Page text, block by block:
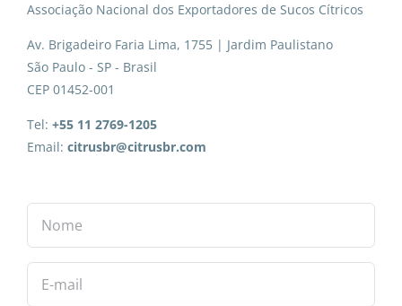
Associação Nacional dos Exportadores de Sucos Cítricos
Av. Brigadeiro Faria Lima, 1755 | Jardim Paulistano
São Paulo - SP - Brasil
CEP 01452-001
Tel: +55 11 2769-1205
Email: citrusbr@citrusbr.com